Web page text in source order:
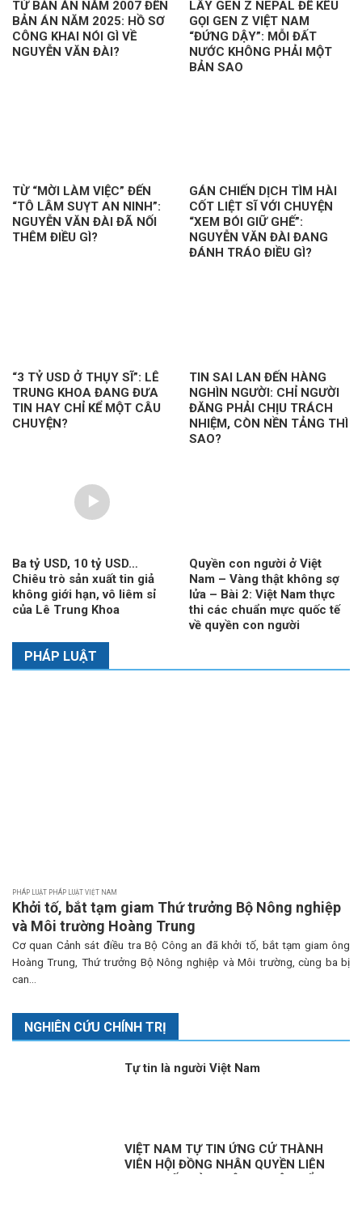
TỪ BẢN ÁN NĂM 2007 ĐẾN
BẢN ÁN NĂM 2025: HỒ SƠ
CÔNG KHAI NÓI GÌ VỀ
NGUYỄN VĂN ĐÀI?
LẤY GEN Z NEPAL ĐỂ KÊU
GỌI GEN Z VIỆT NAM
“ĐỨNG DẬY”: MỖI ĐẤT
NƯỚC KHÔNG PHẢI MỘT
BẢN SAO
TỪ “MỜI LÀM VIỆC” ĐẾN
“TÔ LÂM SUỴT AN NINH”:
NGUYỄN VĂN ĐÀI ĐÃ NỐI
THÊM ĐIỀU GÌ?
GÁN CHIẾN DỊCH TÌM HÀI
CỐT LIỆT SĨ VỚI CHUYỆN
“XEM BÓI GIỮ GHẾ”:
NGUYỄN VĂN ĐÀI ĐANG
ĐÁNH TRÁO ĐIỀU GÌ?
“3 TỶ USD Ở THỤY SĨ”: LÊ
TRUNG KHOA ĐANG ĐƯA
TIN HAY CHỈ KỂ MỘT CÂU
CHUYỆN?
TIN SAI LAN ĐẾN HÀNG
NGHÌN NGƯỜI: CHỈ NGƯỜI
ĐĂNG PHẢI CHỊU TRÁCH
NHIỆM, CÒN NỀN TẢNG THÌ
SAO?
Ba tỷ USD, 10 tỷ USD…
Chiêu trò sản xuất tin giả
không giới hạn, vô liêm sỉ
của Lê Trung Khoa
Quyền con người ở Việt
Nam – Vàng thật không sợ
lửa – Bài 2: Việt Nam thực
thi các chuẩn mực quốc tế
về quyền con người
PHÁP LUẬT
PHÁP LUẬT PHÁP LUẬT VIỆT NAM
Khởi tố, bắt tạm giam Thứ trưởng Bộ Nông nghiệp
và Môi trường Hoàng Trung
Cơ quan Cảnh sát điều tra Bộ Công an đã khởi tố, bắt tạm giam ông
Hoàng Trung, Thứ trưởng Bộ Nông nghiệp và Môi trường, cùng ba bị
can...
NGHIÊN CỨU CHÍNH TRỊ
Tự tin là người Việt Nam
VIỆT NAM TỰ TIN ỨNG CỬ THÀNH
VIÊN HỘI ĐỒNG NHÂN QUYỀN LIÊN